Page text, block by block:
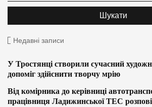
Недавні записи
У Тростянці створили сучасний
допоміг здійснити творчу мрію
Від комірника до керівниці
працівниця Ладижинської ТЕС